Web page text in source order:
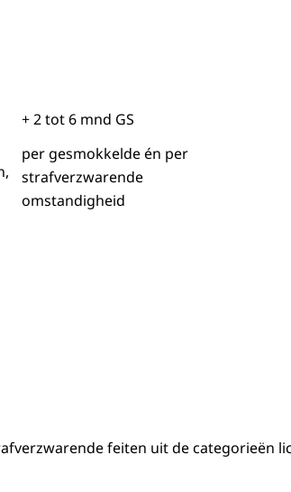
+ 2 tot 6 mnd GS
per gesmokkelde én per
strafverzwarende
omstandigheid
feiten uit de categorieën